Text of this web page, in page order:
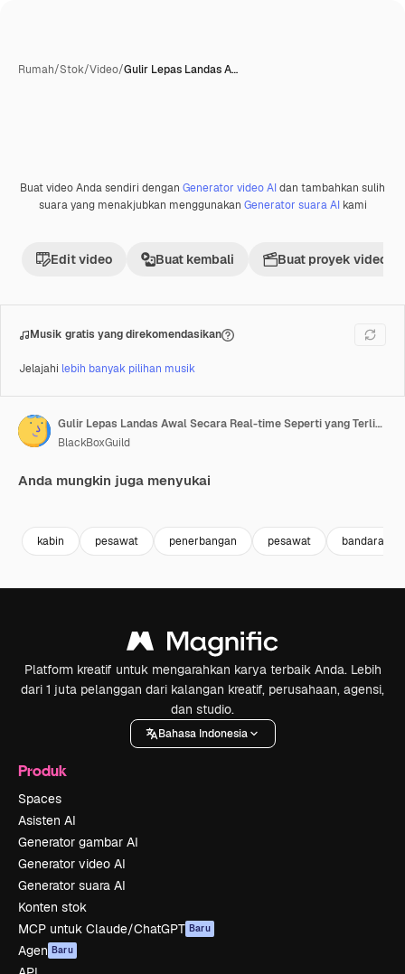
Rumah/Stok/Video/Gulir Lepas Landas A…
Premium
Buat video Anda sendiri dengan Generator video AIdan tambahkan sulih
suara yang menakjubkan menggunakan Generator suara AIkami
Edit video Buat kembali Buat proyek video
Musik gratis yang direkomendasikan
Jelajahi lebih banyak pilihan musik
Gulir Lepas Landas Awal Secara Real-time Seperti yang Terlihat oleh Pilot dari Bandara Funchal, Pulau Madeira, Portugal
BlackBoxGuild
Anda mungkin juga menyukai
kabin pesawat penerbangan pesawat bandara
Platform kreatif untuk mengarahkan karya terbaik Anda. Lebih
dari 1 juta pelanggan dari kalangan kreatif, perusahaan, agensi,
dan studio.
Bahasa Indonesia
Produk
Spaces
Asisten AI
Generator gambar AI
Generator video AI
Generator suara AI
Konten stok
MCP untuk Claude/ChatGPT Baru
Agen Baru